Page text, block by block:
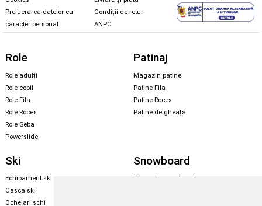
Prelucrarea datelor cu
caracter personal
Condiții de retur
ANPC
Role
Role adulți
Role copii
Role Fila
Role Roces
Role Seba
Powerslide
Patinaj
Magazin patine
Patine Fila
Patine Roces
Patine de gheață
Ski
Echipament ski
Cască ski
Ochelari schi
Snowboard
Magazin snowboard